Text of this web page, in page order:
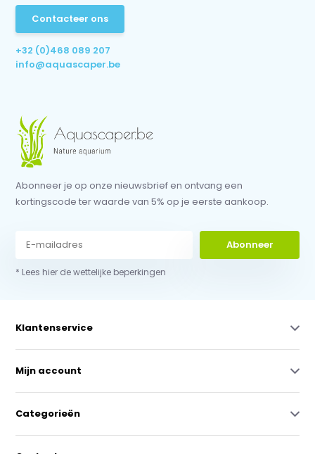
Contacteer ons
+32 (0)468 089 207
info@aquascaper.be
Abonneer je op onze nieuwsbrief en ontvang een
kortingscode ter waarde van 5% op je eerste aankoop.
Abonneer
* Lees hier de wettelijke beperkingen
Klantenservice
Mijn account
Categorieën